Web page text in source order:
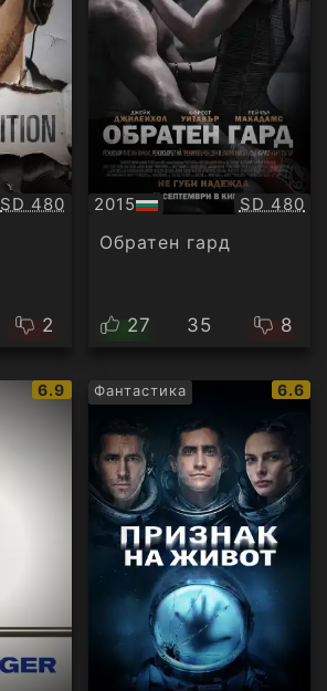
Качество:
SD 480
2
2015
БГ
аудио
SD 480
Обратен гард
27 35 8
IMDb
рейтинг:
6.9 Фантастика
IMDb
6.6